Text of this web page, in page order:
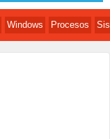
Windows Procesos